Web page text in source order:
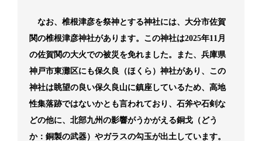
なお、椎根津彦を祭神とする神社には、大分市佐賀
関の椎根津彦神社があります。この神社は2025年11月
の佐賀関の大火での被災を免れました。また、兵庫県
神戸市東灘区にも保久良（ほくら）神社があり、この
神社は眺望の良い保久良山に鎮座しているため、高地
性集落跡ではないかとも言われており、石斧や石剣な
どの他に、北部九州の影響がうかがえる銅戈（どう
か：銅製の武器）やガラスの勾玉が出土しています。